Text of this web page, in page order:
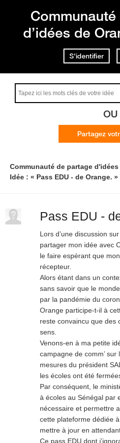
d’idées de
S'identifier
OU
Partagez
Communauté de partage
Idée : « Pass EDU - de Orange. »
Pass EDU -
Lors d’une discussion
partager mon idée avec
le faire espérant que
récepteur.
Alors étant dans un
sans savoir que le
par la pandémie du
Orange participe-t-il à
reste convaincu que des
sens.
Venons-en à ma petite
campagne de comm’
mesures du président
les écoles ont été
Par conséquent, le
à écoles au Sénégal par
nécessaire et permettre
cette plateforme dédiée
mettre à jour en
Ce pass EDU dont